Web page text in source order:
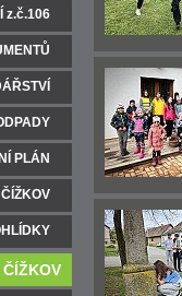
z.č.106
PLÁN